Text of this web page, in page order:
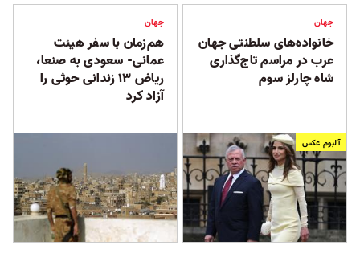
آلبوم عکس
جهان
خانواده‌های سلطنتی جهان
عرب در مراسم تاج‌گذاری
شاه چارلز سوم
جهان
هم‌زمان با سفر هیئت
عمانی- سعودی به صنعا،
ریاض ۱۳ زندانی حوثی را
آزاد کرد